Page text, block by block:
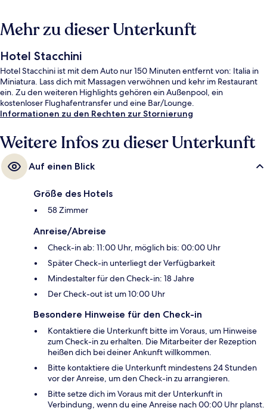
Mehr zu dieser Unterkunft
Hotel Stacchini
Hotel Stacchini ist mit dem Auto nur 150 Minuten entfernt von: Italia in
Miniatura. Lass dich mit Massagen verwöhnen und kehr im Restaurant
ein. Zu den weiteren Highlights gehören ein Außenpool, ein
kostenloser Flughafentransfer und eine Bar/Lounge.
Informationen zu den Rechten zur Stornierung
Weitere Infos zu dieser Unterkunft
Auf einen Blick
Größe des Hotels
58 Zimmer
Anreise/Abreise
Check-in ab: 11:00 Uhr, möglich bis: 00:00 Uhr
Später Check-in unterliegt der Verfügbarkeit
Mindestalter für den Check-in: 18 Jahre
Der Check-out ist um 10:00 Uhr
Besondere Hinweise für den Check-in
Kontaktiere die Unterkunft bitte im Voraus, um Hinweise
zum Check-in zu erhalten. Die Mitarbeiter der Rezeption
heißen dich bei deiner Ankunft willkommen.
Bitte kontaktiere die Unterkunft mindestens 24 Stunden
vor der Anreise, um den Check-in zu arrangieren.
Bitte setze dich im Voraus mit der Unterkunft in
Verbindung, wenn du eine Anreise nach 00:00 Uhr planst.